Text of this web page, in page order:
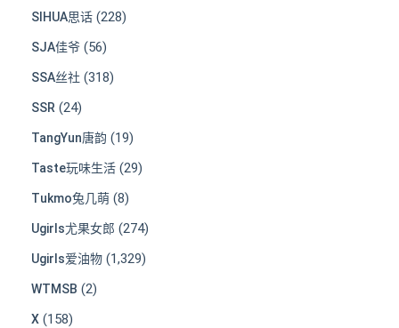
SIHUA思话 (228)
SJA佳爷 (56)
SSA丝社 (318)
SSR (24)
TangYun唐韵 (19)
Taste玩味生活 (29)
Tukmo兔几萌 (8)
Ugirls尤果女郎 (274)
Ugirls爱油物 (1,329)
WTMSB (2)
X (158)